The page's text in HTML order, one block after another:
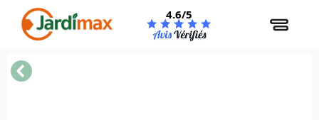
4.6/5
Panneau de gestion des cookies